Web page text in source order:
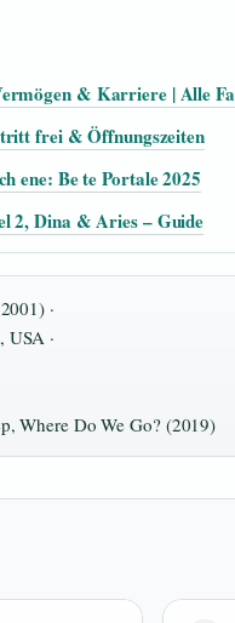
& Karriere | Alle
frei & Öffnungszeiten
ene: Be te Portale 2025
2, Dina & Aries – Guide
·
·
Where Do We Go? (2019)